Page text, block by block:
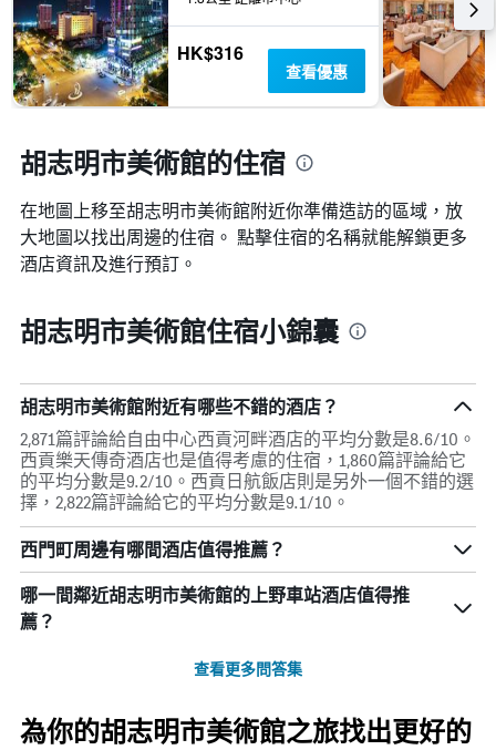
HK$316
查看優惠
胡志明市美術館的住宿
在地圖上移至胡志明市美術館​​附近你準備造訪的區域，放
大地圖以找出周邊的住宿。 點擊住宿的名稱就能解鎖更多
酒店資訊及進行預訂。
胡志明市美術館住宿小錦囊
胡志明市美術館附近有哪些不錯的酒店？
2,871篇評論給自由中心西貢河畔酒店的平均分數是8.6/10。
西貢樂天傳奇酒店也是值得考慮的住宿，1,860篇評論給它
的平均分數是9.2/10。西貢日航飯店則是另外一個不錯的選
擇，2,822篇評論給它的平均分數是9.1/10。
西門町周邊有哪間酒店值得推薦？
哪一間鄰近胡志明市美術館的上野車站酒店值得推
薦？
查看更多問答集
為你的胡志明市美術館之旅找出更好的